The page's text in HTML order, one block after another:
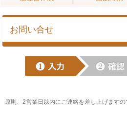
お問い合せ
原則、2営業日以内にご連絡を差し上げますの